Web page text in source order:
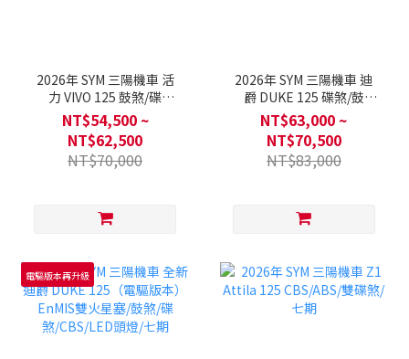
2026年 SYM 三陽機車 活
力 VIVO 125 鼓煞/碟
煞/CBS/七期
NT$54,500 ~
NT$62,500
NT$70,000
2026年 SYM 三陽機車 迪
爵 DUKE 125 碟煞/鼓
煞/CBS/七期/新年式
NT$63,000 ~
NT$70,500
NT$83,000
電驅版本再升級